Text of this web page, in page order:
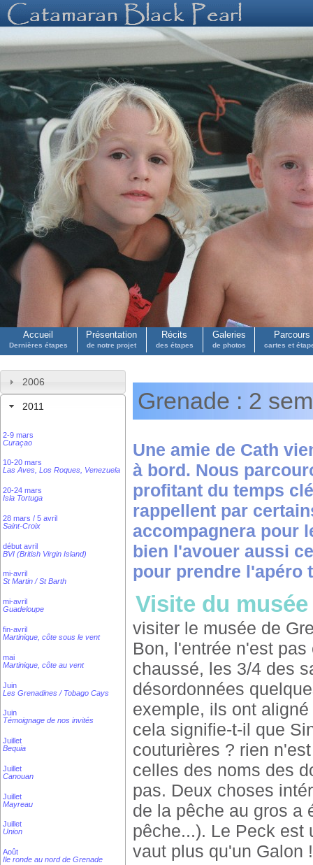
Accueil
Dernières étapes
Présentation
de notre projet
Récits
des étapes
Galeries
de photos
Parcours
cartes et
2006
2011
2-9 mars
Curaçao
10-20 mars
Las Aves, Los Roques, Venezuela
20-24 mars
Isla Tortuga
28 mars / 5 avril
Saint-Croix
début avril
BVI (British Virgin Island)
mi-avril
St Martin / St Barth
mi-avril
Guadeloupe
fin-avril
Martinique, côte sous le vent
mai
Martinique, côte au vent
Juin
Les Grenadines / Tobago Cays
Juin
Témoignage de nos invités
Juillet
Bequia
Juillet
Canouan
Juillet
Mayreau
Juillet
Union
Août
Ile ronde au nord de Grenade
Grenade : 2
Une amie de Cath
à bord. Nous
profitant du temps
rappellent par
accompagnera pour
bien l'avouer aussi
pour prendre l'apéro
Visite du
visiter le musée de
Bon, l'entrée n'est
chaussé, les 3/4 des
désordonnées
exemple, ils ont
cela signifie-t-il que
couturières ? rien
celles des noms des
pas. Deux choses
de la pêche au gros a
pêche...). Le Peck est
vaut plus qu'un Galon !